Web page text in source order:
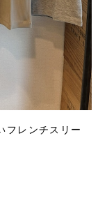
フレンチスリー